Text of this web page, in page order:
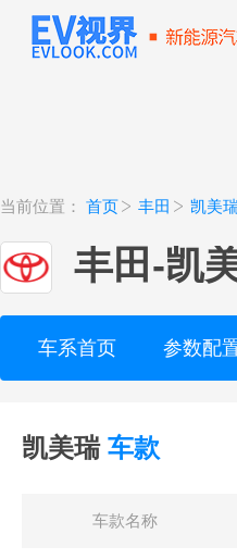
当前位置： 首页 丰田 凯美
丰田 -凯
车系首页 参数配
凯美瑞 车款
车款名称